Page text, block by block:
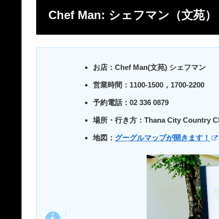
Chef Man: シェフマン（文苑）
お店：Chef Man(文苑) シェフマン
営業時間：1100-1500，1700-2200
予約電話：02 336 0879
場所・行き方：Thana City Country
地図： グーグルマップが開きます！